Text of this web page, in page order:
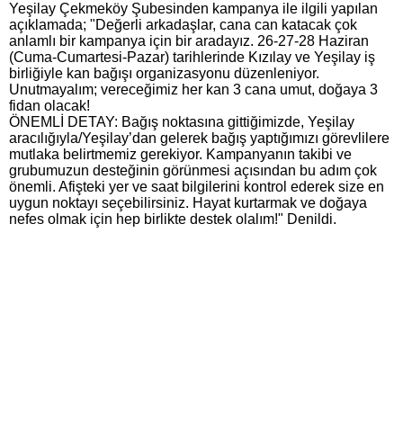
Yeşilay Çekmeköy Şubesinden kampanya ile ilgili yapılan
açıklamada; "Değerli arkadaşlar, cana can katacak çok
anlamlı bir kampanya için bir aradayız. 26-27-28 Haziran
(Cuma-Cumartesi-Pazar) tarihlerinde Kızılay ve Yeşilay iş
birliğiyle kan bağışı organizasyonu düzenleniyor.
Unutmayalım; vereceğimiz her kan 3 cana umut, doğaya 3
fidan olacak!
ÖNEMLİ DETAY: Bağış noktasına gittiğimizde, Yeşilay
aracılığıyla/Yeşilay’dan gelerek bağış yaptığımızı görevlilere
mutlaka belirtmemiz gerekiyor. Kampanyanın takibi ve
grubumuzun desteğinin görünmesi açısından bu adım çok
önemli. Afişteki yer ve saat bilgilerini kontrol ederek size en
uygun noktayı seçebilirsiniz. Hayat kurtarmak ve doğaya
nefes olmak için hep birlikte destek olalım!" Denildi.